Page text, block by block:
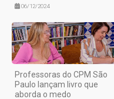
06/12/2024
Professoras do CPM São
Paulo lançam livro que
aborda o medo